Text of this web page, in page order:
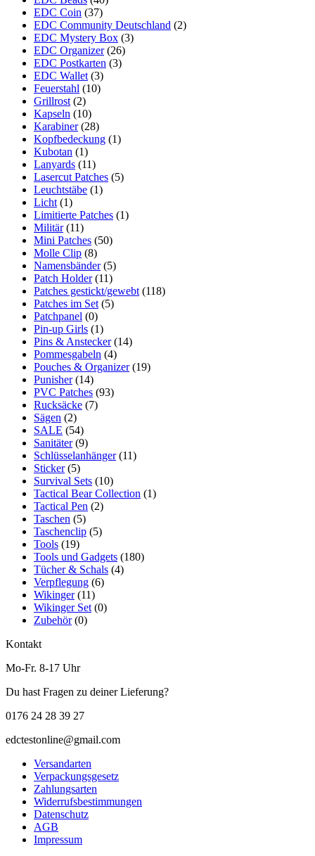
EDC Coin (37)
EDC Community Deutschland (2)
EDC Mystery Box (3)
EDC Organizer (26)
EDC Postkarten (3)
EDC Wallet (3)
Feuerstahl (10)
Grillrost (2)
Kapseln (10)
Karabiner (28)
Kopfbedeckung (1)
Kubotan (1)
Lanyards (11)
Lasercut Patches (5)
Leuchtstäbe (1)
Licht (1)
Limitierte Patches (1)
Militär (11)
Mini Patches (50)
Molle Clip (8)
Namensbänder (5)
Patch Holder (11)
Patches gestickt/gewebt (118)
Patches im Set (5)
Patchpanel (0)
Pin-up Girls (1)
Pins & Anstecker (14)
Pommesgabeln (4)
Pouches & Organizer (19)
Punisher (14)
PVC Patches (93)
Rucksäcke (7)
Sägen (2)
SALE (54)
Sanitäter (9)
Schlüsselanhänger (11)
Sticker (5)
Survival Sets (10)
Tactical Bear Collection (1)
Tactical Pen (2)
Taschen (5)
Taschenclip (5)
Tools (19)
Tools und Gadgets (180)
Tücher & Schals (4)
Verpflegung (6)
Wikinger (11)
Wikinger Set (0)
Zubehör (0)
Kontakt
Mo-Fr. 8-17 Uhr
Du hast Fragen zu deiner Lieferung?
0176 24 28 39 27
edctestonline@gmail.com
Versandarten
Verpackungsgesetz
Zahlungsarten
Widerrufsbestimmungen
Datenschutz
AGB
Impressum